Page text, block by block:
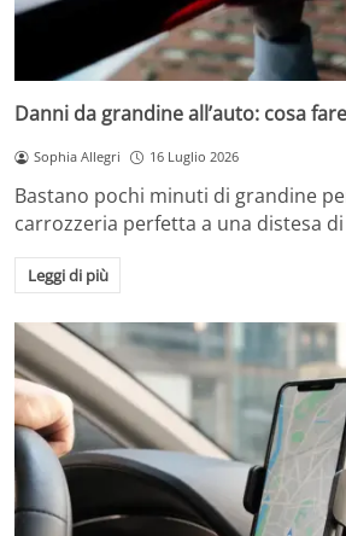
Danni da grandine all’auto: cosa
Sophia Allegri 16 Luglio 2026
Bastano pochi minuti di grandine
carrozzeria perfetta a una distesa
Leggi di più